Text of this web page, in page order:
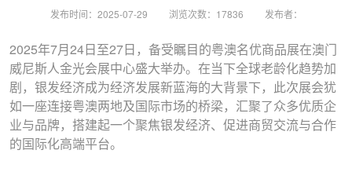
发布时间：2025-07-29 浏览次数：17836 发布者：
2025年7月24日至27日，备受瞩目的粤澳名优商品展在澳门
威尼斯人金光会展中心盛大举办。在当下全球老龄化趋势加
剧，银发经济成为经济发展新蓝海的大背景下，此次展会犹
如一座连接粤澳两地及国际市场的桥梁，汇聚了众多优质企
业与品牌，搭建起一个聚焦银发经济、促进商贸交流与合作
的国际化高端平台。